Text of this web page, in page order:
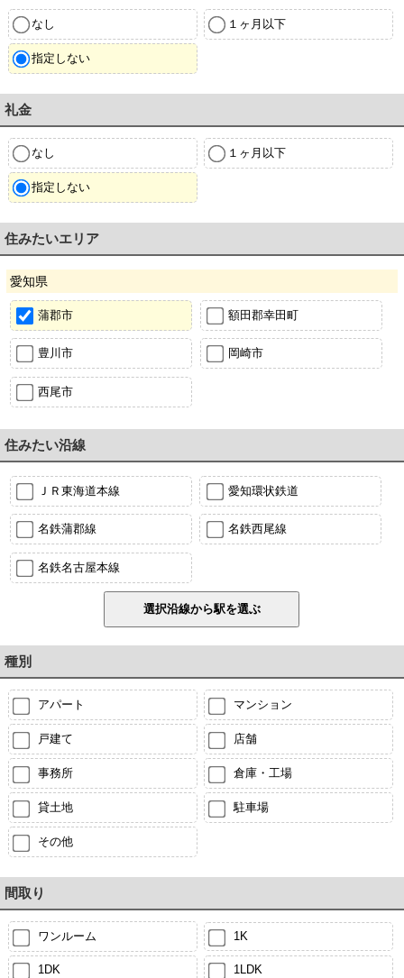
なし １ヶ月以下
指定しない
礼金
なし １ヶ月以下
指定しない
住みたいエリア
愛知県
蒲郡市 額田郡幸田町
豊川市 岡崎市
西尾市
住みたい沿線
ＪＲ東海道本線 愛知環状鉄道
名鉄蒲郡線 名鉄西尾線
名鉄名古屋本線
種別
アパート マンション
戸建て 店舗
事務所 倉庫・工場
貸土地 駐車場
その他
間取り
ワンルーム 1K
1DK 1LDK